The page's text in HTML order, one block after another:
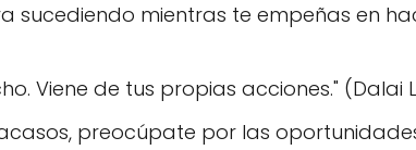
sucediendo mientras te empeñas en
Viene de tus propias acciones." (Dalai
preocúpate por las